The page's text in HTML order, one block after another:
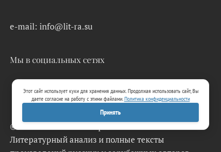
e-mail: info@lit-ra.su
Мы в социальных сетях
© 2026 Lit-Ra.su. Электронная библиотека.
Литературный анализ и полные тексты
Этот сайт использует куки для хранения данных. Продолжая использовать сайт, Вы
даете согласие на работу с этими файлами.Политика конфиденциальности
Принять